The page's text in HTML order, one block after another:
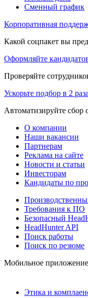
Сменный график
Корпоративная
Какой соцпакет вы
Оформляйте
Проверяйте
Ускорьте подбор в 2
Автоматизируйте сбор
О компании
Наши вакансии
Партнерам
Реклама на сайте
Новости и статьи
Инвесторам
Кандидаты по
Требования к ПО
Безопасный
HeadHunter API
Поиск работы
Поиск по резюме
Мобильное приложение
Этика и